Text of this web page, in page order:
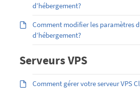
d’hébergement?
Comment modifier les paramètres
d’hébergement?
Serveurs VPS
Comment gérer votre serveur VPS